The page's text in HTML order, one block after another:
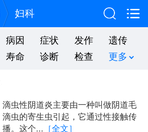
妇科
病因 症状 发作
遗传
寿命 诊断 检查 更多
滴虫性阴道炎主要由一种叫做阴道毛
滴虫的寄生虫引起，它通过性接触传
播。这个... ［全文］